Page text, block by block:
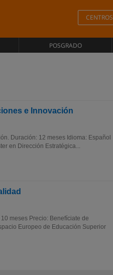
CENTROS
POSGRADO
e Innovación
Duración: 12 meses Idioma: Español
en Dirección Estratégica...
meses Precio: Benefíciate de
Europeo de Educación Superior